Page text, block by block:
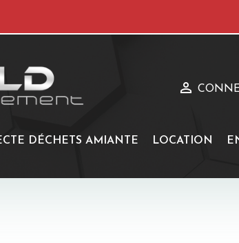

DÉCHETS AMIANTE LOCATION